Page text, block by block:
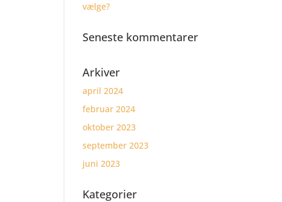
vælge?
Seneste kommentarer
Arkiver
april 2024
februar 2024
oktober 2023
september 2023
juni 2023
Kategorier